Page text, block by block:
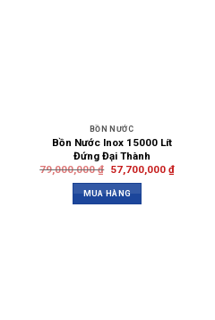
BỒN NƯỚC
Bồn Nước Inox 15000 Lít
Đứng Đại Thành
79,000,000₫ 57,700,000 ₫
MUA HÀNG